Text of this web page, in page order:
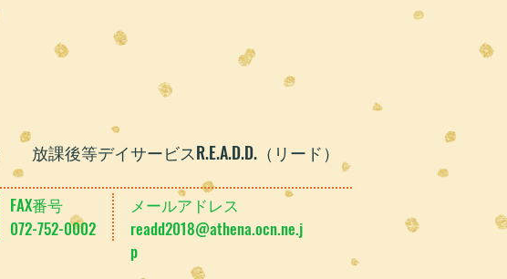
​放課後等デイサービスR.E.A.D.D.（リード）
FAX番号
072-752-0002
メールアドレス
readd2018@athena.ocn.ne.j
p